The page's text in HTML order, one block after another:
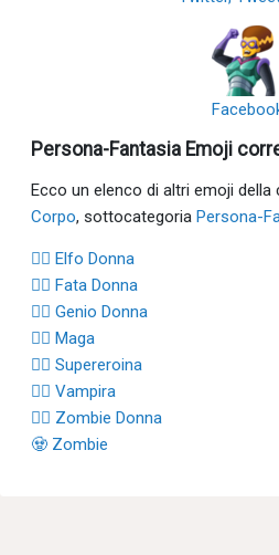
Persona-Fantasia Emoji
Ecco un elenco di altri emoji della
Corpo, sottocategoria Persona-
🧝‍♀️ Elfo Donna
🧚‍♀️ Fata Donna
🧞‍♀️ Genio Donna
🧙‍♀️ Maga
🦸‍♀️ Supereroina
🧛‍♀️ Vampira
🧟‍♀️ Zombie Donna
🧟 Zombie